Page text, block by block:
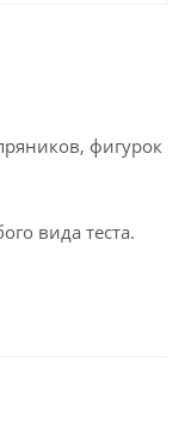
фигурок
вида теста.